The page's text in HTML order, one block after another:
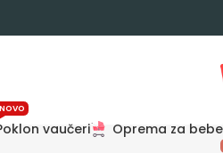
vaučeri
NOVO
Oprema za bebe